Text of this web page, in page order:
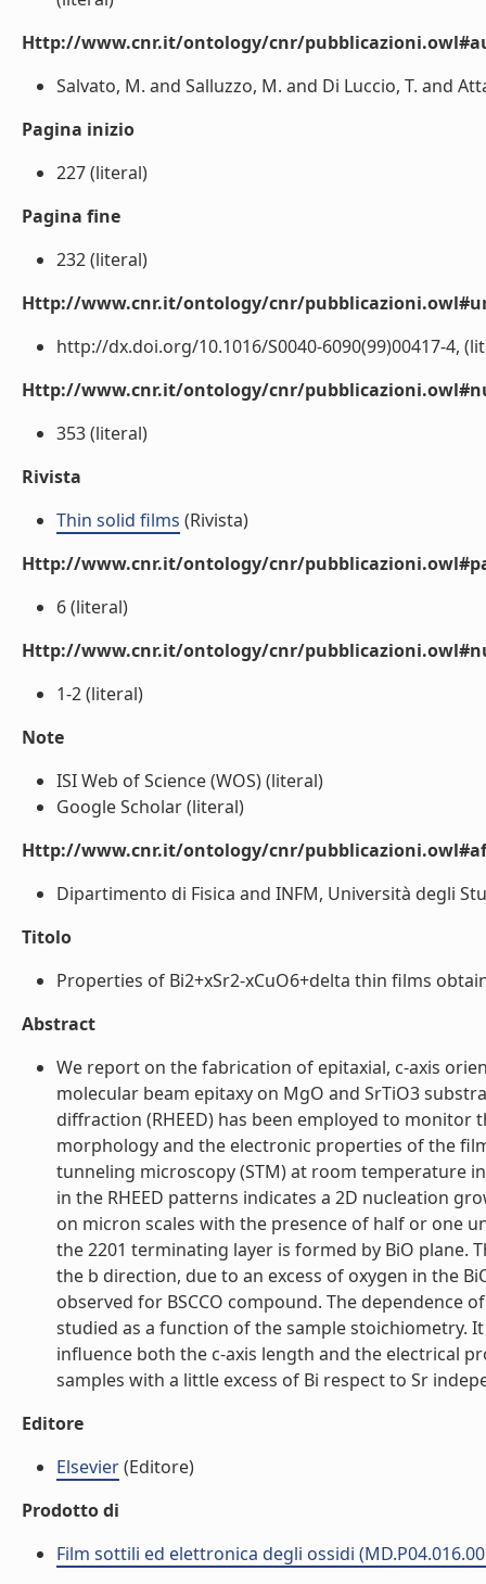
Http://www.cnr.it/ontology/cnr/
Salvato, M. and Salluzzo, M. and Di Luccio, T. and
Pagina inizio
227 (literal)
Pagina fine
232 (literal)
Http://www.cnr.it/ontology/cnr/
http://dx.doi.org/10.1016/S0040-6090(99)00417-4,
Http://www.cnr.it/ontology/cnr/
353 (literal)
Rivista
Thin solid films (Rivista)
Http://www.cnr.it/ontology/cnr/
6 (literal)
Http://www.cnr.it/ontology/cnr/
1-2 (literal)
Note
ISI Web of Science (WOS) (literal)
Google Scholar (literal)
Http://www.cnr.it/ontology/cnr/
Dipartimento di Fisica and INFM, Università degli
Titolo
Properties of Bi2+xSr2-xCuO6+delta thin films
Abstract
We report on the fabrication of epitaxial, c-axis
molecular beam epitaxy on MgO and SrTiO3
diffraction (RHEED) has been employed to
morphology and the electronic properties of the
tunneling microscopy (STM) at room temperature
in the RHEED patterns indicates a 2D nucleation
on micron scales with the presence of half or one
the 2201 terminating layer is formed by BiO plane.
the b direction, due to an excess of oxygen in the
observed for BSCCO compound. The dependence
studied as a function of the sample stoichiometry.
influence both the c-axis length and the electrical
samples with a little excess of Bi respect to Sr
Editore
Elsevier(Editore)
Prodotto di
Film sottili ed elettronica degli ossidi